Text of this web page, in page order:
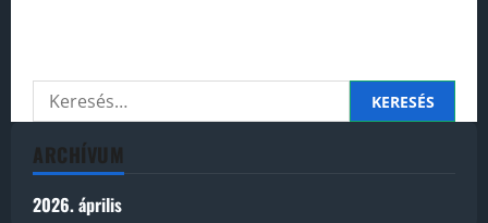
Keresés:
ARCHÍVUM
2026. április